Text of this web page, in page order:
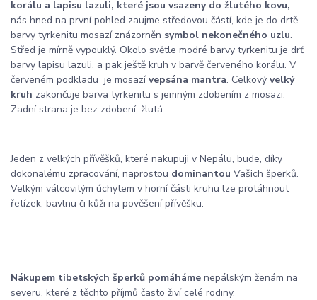
korálu a lapisu lazuli, které jsou vsazeny do žlutého kovu,
nás hned na první pohled zaujme středovou částí, kde je do drtě
barvy tyrkenitu mosazí znázorněn symbol nekonečného uzlu.
Střed je mírně vypouklý. Okolo světle modré barvy tyrkenitu je drť
barvy lapisu lazuli, a pak ještě kruh v barvě červeného korálu. V
červeném podkladu je mosazívepsána mantra. Celkový velký
kruh zakončuje barva tyrkenitu s jemným zdobením z mosazi.
Zadní strana je bez zdobení, žlutá.
Jeden z velkých přívěšků, které nakupuji v Nepálu, bude, díky
dokonalému zpracování, naprostou dominantou Vašich šperků.
Velkým válcovitým úchytem v horní části kruhu lze protáhnout
řetízek, bavlnu či kůži na pověšení přívěšku.
Nákupem tibetských šperků pomáháme nepálským ženám na
severu, které z těchto příjmů často živí celé rodiny.